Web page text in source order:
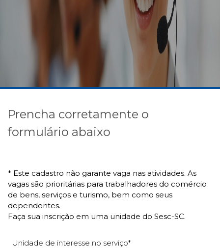
Prencha corretamente o
formulário abaixo
* Este cadastro não garante vaga nas atividades. As
vagas são prioritárias para trabalhadores do comércio
de bens, serviços e turismo, bem como seus
dependentes.
Faça sua inscrição em uma unidade do Sesc-SC.
Unidade de interesse no serviço*